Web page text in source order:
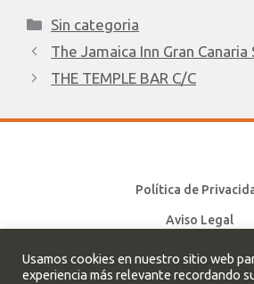
Sin categoria
The Jamaica Inn Gran Canaria
THE TEMPLE BAR C/C
Política de
Aviso Legal
Política de cookies
Usamos cookies en nuestro sitio web
experiencia más relevante recordando